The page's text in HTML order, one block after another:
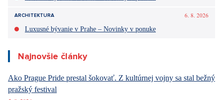
ARCHITEKTURA
6. 8. 2026
Luxusné bývanie v Prahe – Novinky v ponuke
Najnovšie články
Ako Prague Pride prestal šokovať. Z kultúrnej vojny sa stal bežný
pražský festival